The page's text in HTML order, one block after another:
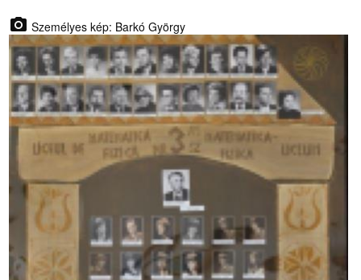
photo_camera Személyes kép: Barkó György